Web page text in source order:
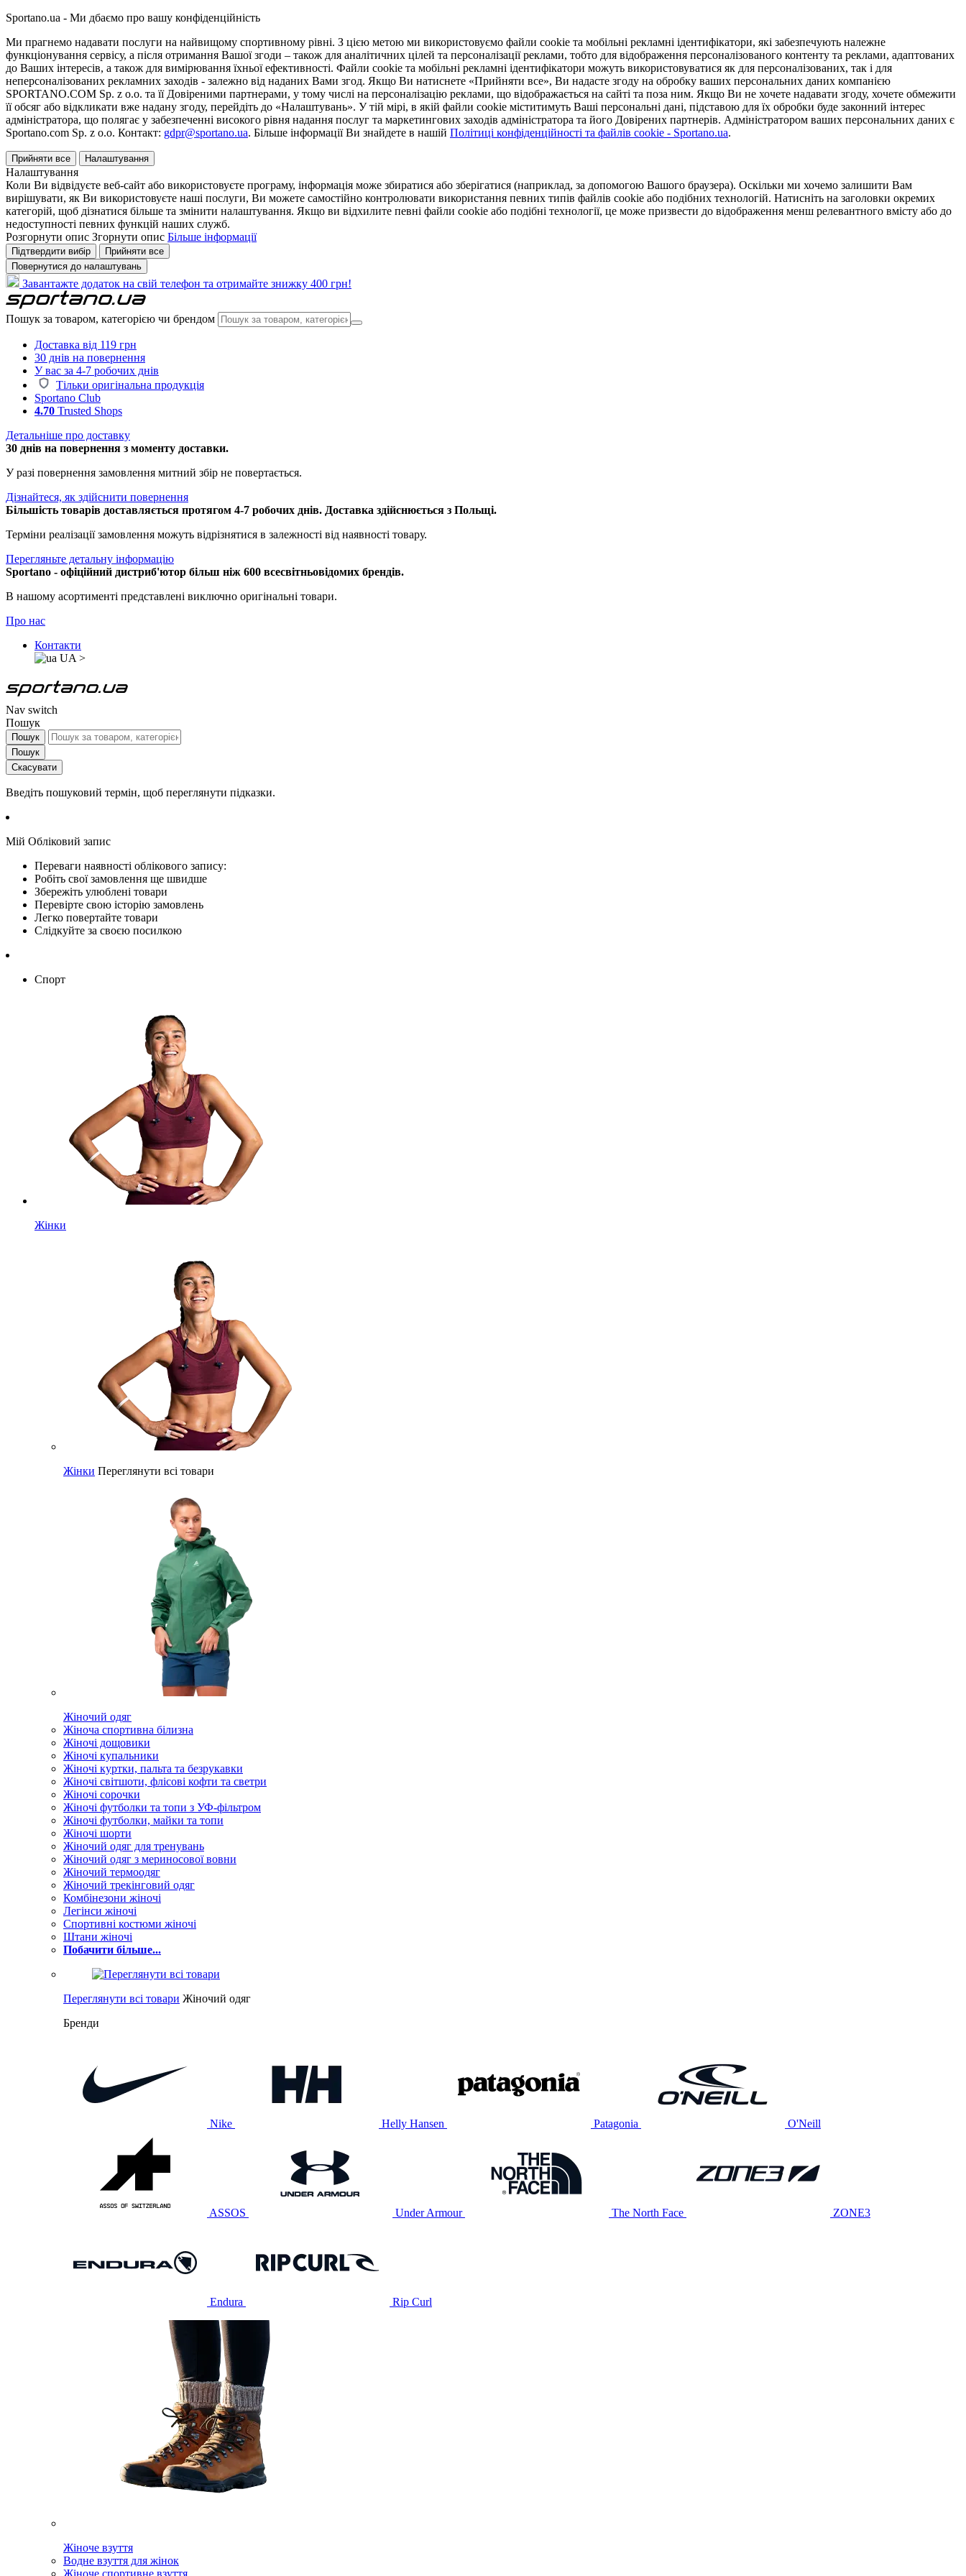
Sportano.ua - Ми дбаємо про вашу конфіденційність
Ми прагнемо надавати послуги на найвищому спортивному рівні. З цією метою ми використовуємо файли cookie та мобільні рекламні ідентифікатори, які забезпечують належне
функціонування сервісу, а після отримання Вашої згоди – також для аналітичних цілей та персоналізації реклами, тобто для відображення персоналізованого контенту та реклами, адаптованих
до Ваших інтересів, а також для вимірювання їхньої ефективності. Файли cookie та мобільні рекламні ідентифікатори можуть використовуватися як для персоналізованих, так і для
неперсоналізованих рекламних заходів - залежно від наданих Вами згод. Якщо Ви натиснете «Прийняти все», Ви надасте згоду на обробку ваших персональних даних компанією
SPORTANO.COM Sp. z o.o. та її Довіреними партнерами, у тому числі на персоналізацію реклами, що відображається на сайті та поза ним. Якщо Ви не хочете надавати згоду, хочете обмежити
її обсяг або відкликати вже надану згоду, перейдіть до «Налаштувань». У тій мірі, в якій файли cookie міститимуть Ваші персональні дані, підставою для їх обробки буде законний інтерес
адміністратора, що полягає у забезпеченні високого рівня надання послуг та маркетингових заходів адміністратора та його Довірених партнерів. Адміністратором ваших персональних даних є
Sportano.com Sp. z o.o. Контакт: gdpr@sportano.ua. Більше інформації Ви знайдете в нашій Політиці конфіденційності та файлів cookie - Sportano.ua.
Прийняти все Налаштування
Налаштування
Коли Ви відвідуєте веб-сайт або використовуєте програму, інформація може збиратися або зберігатися (наприклад, за допомогою Вашого браузера). Оскільки ми хочемо залишити Вам
вирішувати, як Ви використовуєте наші послуги, Ви можете самостійно контролювати використання певних типів файлів cookie або подібних технологій. Натисніть на заголовки окремих
категорій, щоб дізнатися більше та змінити налаштування. Якщо ви відхилите певні файли cookie або подібні технології, це може призвести до відображення менш релевантного вмісту або до
недоступності певних функцій наших служб.
Розгорнути опис Згорнути опис Більше інформації
Підтвердити вибір
Прийняти все
Повернутися до налаштувань
Завантажте додаток на свій телефон та отримайте знижку 400 грн!
Пошук за товаром, категорією чи брендом
Доставка від 119 грн
30 днів на повернення
У вас за 4-7 робочих днів
Тільки оригінальна продукція
Sportano Club
4.70 Trusted Shops
Детальніше про доставку
30 днів на повернення з моменту доставки.
У разі повернення замовлення митний збір не повертається.
Дізнайтеся, як здійснити повернення
Більшість товарів доставляється протягом 4-7 робочих днів. Доставка здійснюється з Польщі.
Терміни реалізації замовлення можуть відрізнятися в залежності від наявності товару.
Перегляньте детальну інформацію
Sportano - офіційний дистриб'ютор більш ніж 600 всесвітньовідомих брендів.
В нашому асортименті представлені виключно оригінальні товари.
Про нас
Контакти
UA >
Nav switch
Пошук
Пошук
Пошук
Скасувати
Введіть пошуковий термін, щоб переглянути підказки.
Мій Обліковий запис
Переваги наявності облікового запису:
Робіть свої замовлення ще швидше
Збережіть улюблені товари
Перевірте свою історію замовлень
Легко повертайте товари
Слідкуйте за своєю посилкою
Спорт
Жінки
Жінки Переглянути всі товари
Жіночий одяг
Жіноча спортивна білизна
Жіночі дощовики
Жіночі купальники
Жіночі куртки, пальта та безрукавки
Жіночі світшоти, флісові кофти та светри
Жіночі сорочки
Жіночі футболки та топи з УФ-фільтром
Жіночі футболки, майки та топи
Жіночі шорти
Жіночий одяг для тренувань
Жіночий одяг з мериносової вовни
Жіночий термоодяг
Жіночий трекінговий одяг
Комбінезони жіночі
Легінси жіночі
Спортивні костюми жіночі
Штани жіночі
Побачити більше...
Переглянути всі товари Жіночий одяг
Бренди
Nike Helly Hansen Patagonia O'Neill
ASSOS Under Armour The North Face ZONE3
Endura Rip Curl
Жіноче взуття
Водне взуття для жінок
Жіноче спортивне взуття